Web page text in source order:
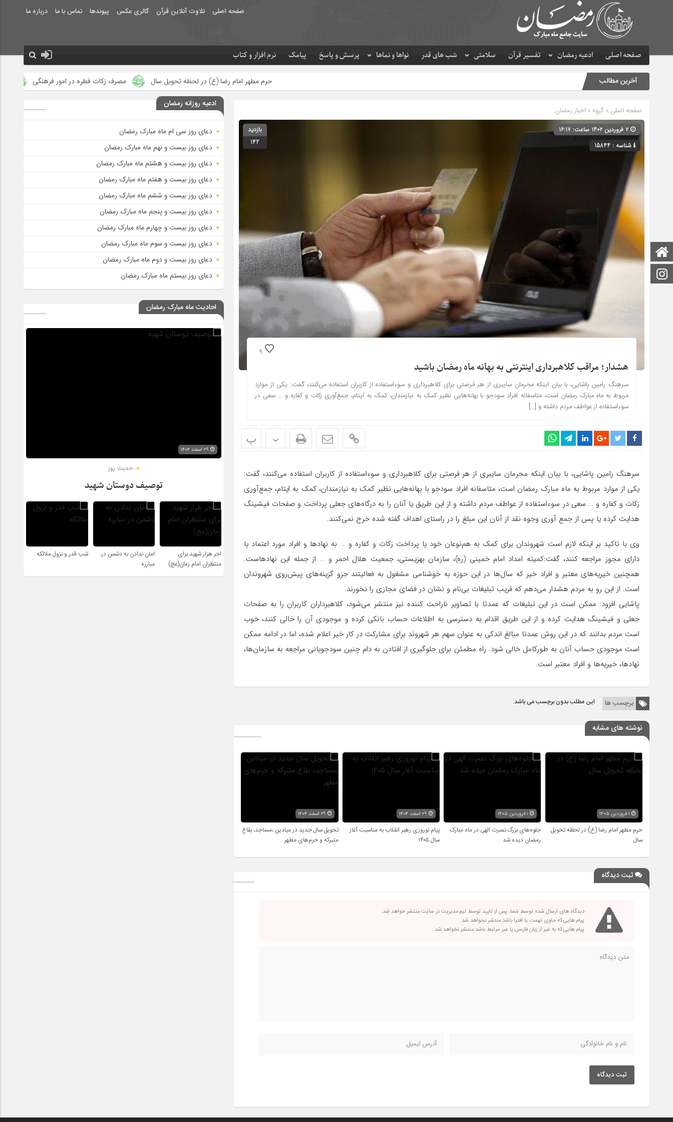
صفحه اصلی تلاوت آنلاین قرآن گالری عکس پیوندها تماس با ما درباره ما
صفحه اصلی ادعیه رمضان تفسیر قرآن سلامتی شب های قدر نواها و نماها پرسش و پاسخ پیامک نرم افزار و کتاب
صفحه اصلی
آخرین مطالب حرم مطهر امام رضا (ع) در لحظه تحویل سال مصرف زکات فطره در امور فرهنگی جلوه‌های بزرگ نصرت
صفحه اصلی » گروه » اخبار رمضان
شناسه : 15844
بازدید
142
9
هشدار؛ مراقب کلاهبرداری اینترنتی به بهانه ماه رمضان باشید
سرهنگ رامین پاشایی، با بیان اینکه مجرمان سایبری از هر فرصتی برای کلاهبرداری و سوءاستفاده از کاربران استفاده می‌کنند، گفت: یکی از موارد
مربوط به ماه مبارک رمضان است، متاسفانه افراد سودجو با بهانه‌هایی نظیر کمک به نیازمندان، کمک به ایتام، جمع‌آوری زکات و کفاره و … سعی در
سوءاستفاده از عواطف مردم داشته و […]
پ پ
سرهنگ رامین پاشایی، با بیان اینکه مجرمان سایبری از هر فرصتی برای کلاهبرداری و سوءاستفاده از کاربران استفاده می‌کنند، گفت:
یکی از موارد مربوط به ماه مبارک رمضان است، متاسفانه افراد سودجو با بهانه‌هایی نظیر کمک به نیازمندان، کمک به ایتام، جمع‌آوری
زکات و کفاره و … سعی در سوءاستفاده از عواطف مردم داشته و از این طریق یا آنان را به درگاه‌های جعلی پرداخت و صفحات فیشینگ
هدایت کرده یا پس از جمع آوری وجوه نقد از آنان این مبلغ را در راستای اهداف گفته شده خرج نمی‌کنند.
وی با تاکید بر اینکه لازم است شهروندان برای کمک به هم‌نوعان خود یا پرداخت زکات و کفاره و … به نهادها و افراد مورد اعتماد یا
دارای مجوز مراجعه کنند، گفت:‌کمیته امداد امام خمینی (ره)، سازمان بهزیستی، جمعیت هلال احمر و … از جمله این نهادهاست.
همچنین خیریه‌های معتبر و افراد خیر که سال‌ها در این حوزه به خوشنامی مشغول به فعالیتند جزو گزینه‌های پیش‌روی شهروندان
است. از این رو به مردم هشدار می‌دهم که فریب تبلیغات بی‌نام و نشان در فضای مجازی را نخورند.
پاشایی افزود:‌ ممکن است در این تبلیغات که عمدتا با تصاویر ناراحت کننده نیز منتشر می‌شود، کلاهبرداران کاربران را به صفحات
جعلی و فیشینگ هدایت کرده و از این طریق اقدام به دسترسی به اطلاعات حساب بانکی کرده و موجودی آن را خالی کنند، خوب
است مردم بدانند که در این روش عمدتا مبالغ اندکی به عنوان سهم هر شهروند برای مشارکت در کار خیر اعلام شده، اما در ادامه ممکن
است موجودی حساب آنان به طورکامل خالی شود. راه مطمئن برای جلوگیری از افتادن به دام چنین سودجویانی مراجعه به سازمان‌ها،
نهادها، خیریه‌ها و افراد معتبر است.
برچسب ها این مطلب بدون برچسب می باشد.
نوشته های مشابه
حرم مطهر امام رضا (ع) در لحظه تحویل
سال
۱ فروردین ۱۴۰۵
جلوه‌های بزرگ نصرت الهی در ماه مبارک
رمضان دیده شد
پیام نوروزی رهبر انقلاب به مناسبت آغاز
سال ۱۴۰۵
تحویل سال‌ جدید در میادین ،مساجد، بقاع
متبرکه‌ و حرم‌های‌ مطهر
ثبت دیدگاه
دیدگاه های ارسال شده توسط شما، پس از تایید توسط تیم مدیریت در سایت منتشر خواهد شد.
پیام هایی که حاوی تهمت یا افترا باشد منتشر نخواهد شد.
پیام هایی که به غیر از زبان فارسی یا غیر مرتبط باشد منتشر نخواهد شد.
ثبت دیدگاه
ادعیه روزانه رمضان
دعای روز سی ام ماه مبارک رمضان
دعای روز بیست و نهم ماه مبارک رمضان
دعای روز بیست و هشتم ماه مبارک رمضان
دعای روز بیست و هفتم ماه مبارک رمضان
دعای روز بیست و ششم ماه مبارک رمضان
دعای روز بیست و پنجم ماه مبارک رمضان
دعای روز بیست و چهارم ماه مبارک رمضان
دعای روز بیست و سوم ماه مبارک رمضان
دعای روز بیست و دوم ماه مبارک رمضان
دعای روز بیستم ماه مبارک رمضان
احادیث ماه مبارک رمضان
حدیث روز
توصیف دوستان شهید
اجر هزار شهید برای
منتظران امام زمان(عج)
امان ندادن به دشمن در
مبارزه
شب قدر و نزول ملائکه